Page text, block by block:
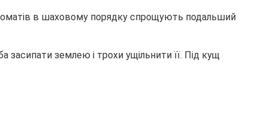
в шаховому порядку спрощують подальший
землею і трохи ущільнити її. Під кущ